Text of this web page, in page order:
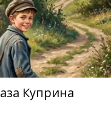
Куприна